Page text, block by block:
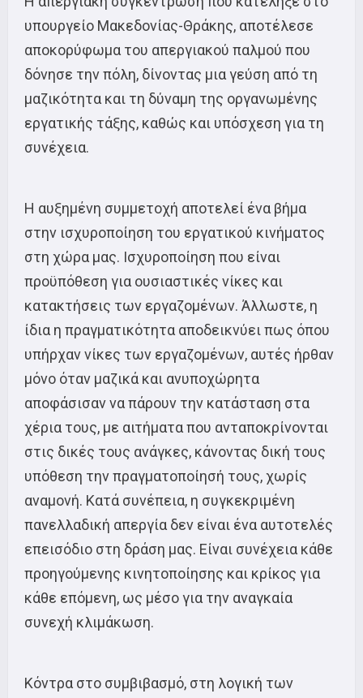
υπουργείο Μακεδονίας-Θράκης, αποτέλεσε
αποκορύφωμα του απεργιακού παλμού που
δόνησε την πόλη, δίνοντας μια γεύση από τη
μαζικότητα και τη δύναμη της οργανωμένης
εργατικής τάξης, καθώς και υπόσχεση για τη
συνέχεια.
Η αυξημένη συμμετοχή αποτελεί ένα βήμα
στην ισχυροποίηση του εργατικού κινήματος
στη χώρα μας. Ισχυροποίηση που είναι
προϋπόθεση για ουσιαστικές νίκες και
κατακτήσεις των εργαζομένων. Άλλωστε, η
ίδια η πραγματικότητα αποδεικνύει πως όπου
υπήρχαν νίκες των εργαζομένων, αυτές ήρθαν
μόνο όταν μαζικά και ανυποχώρητα
αποφάσισαν να πάρουν την κατάσταση στα
χέρια τους, με αιτήματα που ανταποκρίνονται
στις δικές τους ανάγκες, κάνοντας δική τους
υπόθεση την πραγματοποίησή τους, χωρίς
αναμονή. Κατά συνέπεια, η συγκεκριμένη
πανελλαδική απεργία δεν είναι ένα αυτοτελές
επεισόδιο στη δράση μας. Είναι συνέχεια κάθε
προηγούμενης κινητοποίησης και κρίκος για
κάθε επόμενη, ως μέσο για την αναγκαία
συνεχή κλιμάκωση.
Κόντρα στο συμβιβασμό, στη λογική των